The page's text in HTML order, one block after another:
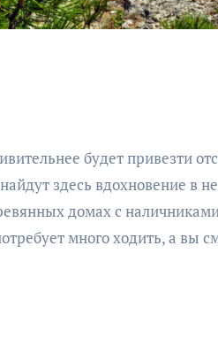
будет привезти
здесь вдохновение в
домах с
много ходить, а вы